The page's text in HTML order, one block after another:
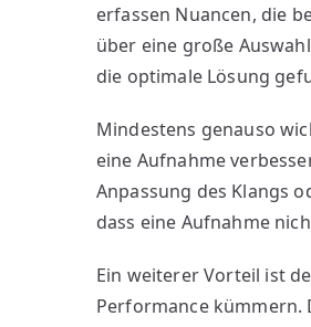
erfassen Nuancen, die
über eine große
die optimale Lösung
Mindestens genauso
eine Aufnahme
Anpassung des Klangs
dass eine Aufnahme
Ein weiterer Vorteil ist
Performance kümmern.